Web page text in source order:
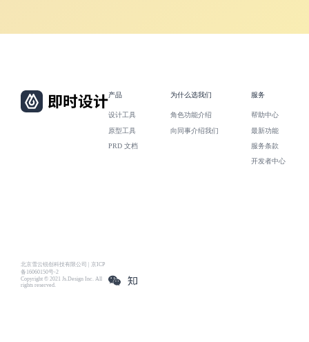
北京雪云锐创科技有限公司 | 京ICP
备16060150号-2
Copyright © 2021 Js.Design Inc. All
rights reserved.
产品
设计工具
原型工具
PRD 文档
为什么选我们
角色功能介绍
向同事介绍我们
服务
帮助中心
最新功能
服务条款
开发者中心